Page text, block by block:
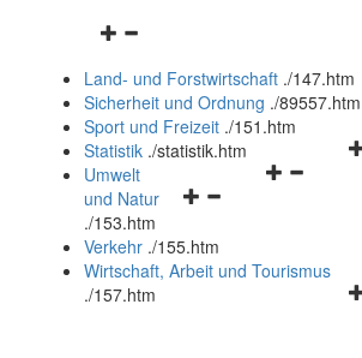
Navigationsmenü
und
schließen
Land- und Forstwirtschaft ./147.htm
Sicherheit und Ordnung ./89557.htm
Sport und Freizeit ./151.htm
Statistik ./statistik.htm
Navigationsmenü
und
schließen
Umwelt
und Natur
./153.htm
Verkehr ./155.htm
Wirtschaft, Arbeit und Tourismus
./157.htm